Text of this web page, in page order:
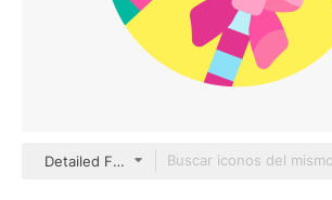
Detailed Flat Circular Flat